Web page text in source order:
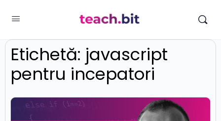
Etichetă: javascript
pentru incepatori